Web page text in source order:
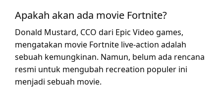
Apakah akan ada movie Fortnite?
Donald Mustard, CCO dari Epic Video games,
mengatakan movie Fortnite live-action adalah
sebuah kemungkinan. Namun, belum ada rencana
resmi untuk mengubah recreation populer ini
menjadi sebuah movie.